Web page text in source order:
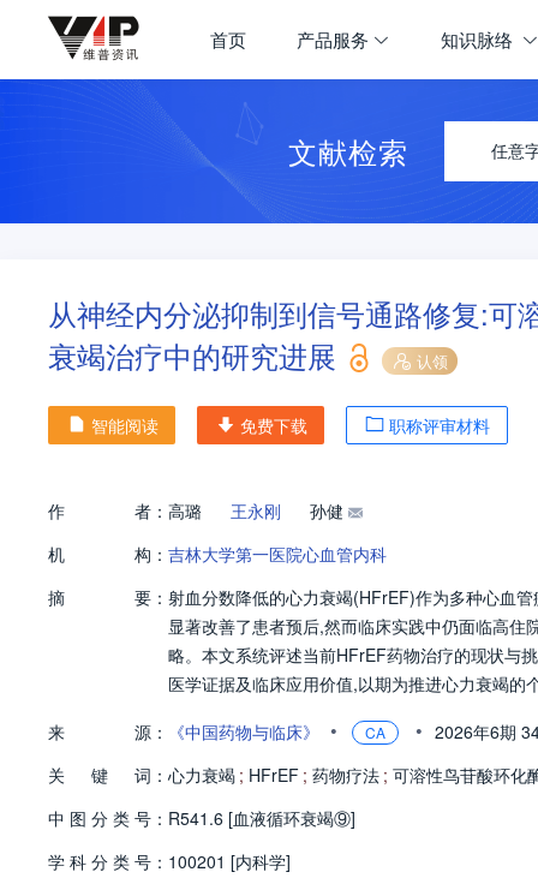
首页 产品服务 知识脉络
文献检索 任意
从神经内分泌抑制到信号通路修复:可
衰竭治疗中的研究进展
认领
智能阅读 免费下载 职称评审材料
作 者： 高璐 王永刚
孙健
机
构： 吉林大学第一医院心血管内科
摘
要： 射血分数降低的心力衰竭(HFrEF)作为多种心血
显著改善了患者预后,然而临床实践中仍面临高
略。本文系统评述当前HFrEF药物治疗的现状与
医学证据及临床应用价值,以期为推进心力衰竭的
来
源： 《中国药物与临床》 • CA • 2026年6期
关
键 词： 心力衰竭 ; HFrEF ; 药物疗法 ; 可溶性鸟苷酸环化
中 图 分 类 号： R541.6 [血液循环衰竭⑨]
学 科 分 类 号： 100201 [内科学]